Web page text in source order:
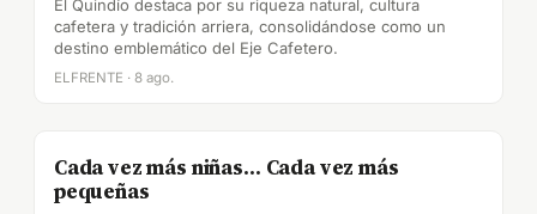
El Quindío destaca por su riqueza natural, cultura
cafetera y tradición arriera, consolidándose como un
destino emblemático del Eje Cafetero.
ELFRENTE · 8 ago.
Cada vez más niñas… Cada vez más
pequeñas